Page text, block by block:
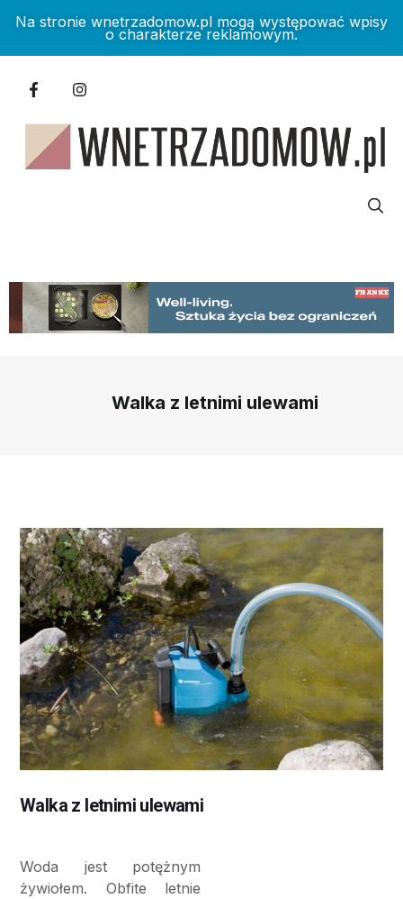
Na stronie wnetrzadomow.pl mogą występować wpisy
o charakterze reklamowym.
Walka z letnimi ulewami
Walka z letnimi ulewami
Woda jest potężnym
żywiołem. Obfite letnie